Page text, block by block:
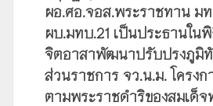
ผอ.ศอ.จอส.พระราชทาน ม
ผบ.มทบ.21 เป็นประธานใน
จิตอาสาพัฒนาปรับปรงภูมิ
ส่วนราชการ จว.น.ม. โครง
ตามพระราชดำริของสมเด็จ